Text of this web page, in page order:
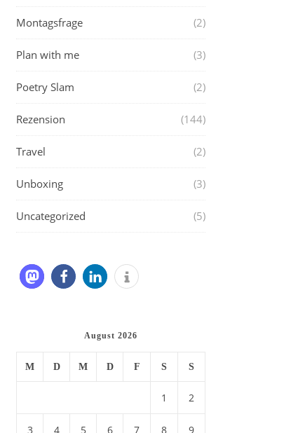
Montagsfrage (2)
Plan with me (3)
Poetry Slam (2)
Rezension (144)
Travel (2)
Unboxing (3)
Uncategorized (5)
August 2026
M D M D F S S
1 2
3 4 5 6 7 8 9